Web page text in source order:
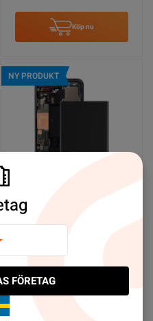
Köp nu
NY PRODUKT
Google Pixel 8 Pro Back
Cover Black
FÖRETAG